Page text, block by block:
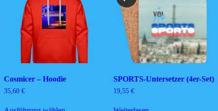
Cosmicer – Hoodie
35,60 €
SPORTS-Untersetzer (4er-Set)
19,55 €